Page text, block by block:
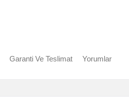
Garanti Ve Teslimat Yorumlar